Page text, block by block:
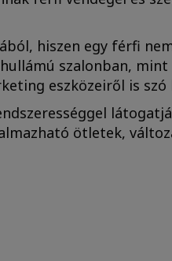
hiszen egy férfi
szalonban,
eszközeiről is szó
ötletek,